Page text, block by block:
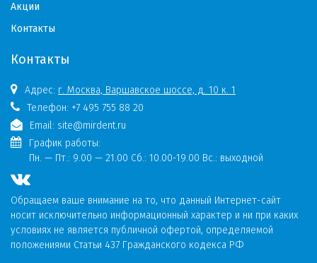
Акции
Контакты
Контакты
Адрес: г. Москва, Варшавское шоссе, д. 10 к. 1
Телефон: +7 495 755 88 20
Email: site@mirdent.ru
График работы:
Пн. — Пт.: 9.00 — 21.00 Сб.: 10.00-19.00 Вс.: выходной
Обращаем ваше внимание на то, что данный Интернет-сайт
носит исключительно информационный характер и ни при каких
условиях не является публичной офертой, определяемой
положениями Статьи 437 Гражданского кодекса РФ